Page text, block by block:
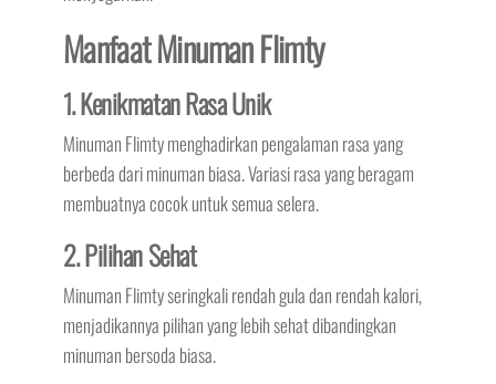
Manfaat Minuman Flimty
1. Kenikmatan Rasa Unik
Minuman Flimty menghadirkan pengalaman rasa yang
berbeda dari minuman biasa. Variasi rasa yang beragam
membuatnya cocok untuk semua selera.
2. Pilihan Sehat
Minuman Flimty seringkali rendah gula dan rendah kalori,
menjadikannya pilihan yang lebih sehat dibandingkan
minuman bersoda biasa.